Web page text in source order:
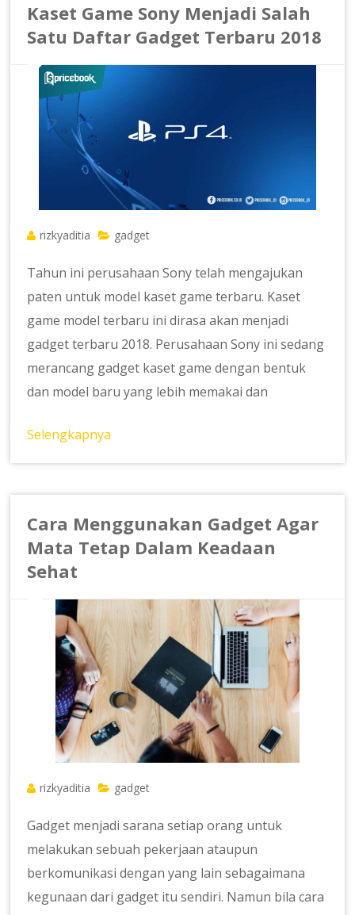
Kaset Game Sony Menjadi Salah
Satu Daftar Gadget Terbaru 2018
rizkyaditia gadget
Tahun ini perusahaan Sony telah mengajukan
paten untuk model kaset game terbaru. Kaset
game model terbaru ini dirasa akan menjadi
gadget terbaru 2018. Perusahaan Sony ini sedang
merancang gadget kaset game dengan bentuk
dan model baru yang lebih memakai dan
Selengkapnya
Cara Menggunakan Gadget Agar
Mata Tetap Dalam Keadaan
Sehat
rizkyaditia gadget
Gadget menjadi sarana setiap orang untuk
melakukan sebuah pekerjaan ataupun
berkomunikasi dengan yang lain sebagaimana
kegunaan dari gadget itu sendiri. Namun bila cara